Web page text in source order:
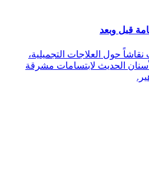
قبل وبعد
حول العلاجات التجميلية،
الحديث لابتسامات مشرقة